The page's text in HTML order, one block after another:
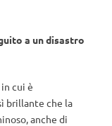
a un disastro
cui è
brillante che la
anche di